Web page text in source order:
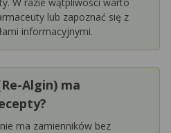
lub zapoznać się z
informacyjnymi.
Algin) ma
ma zamienników bez